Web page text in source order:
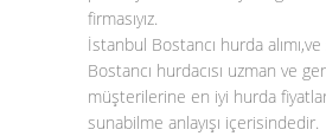
firmasıyız.
İstanbul Bostancı hurda
Bostancı hurdacısı uzman ve
müşterilerine en iyi hurda
sunabilme anlayışı içerisindedir.